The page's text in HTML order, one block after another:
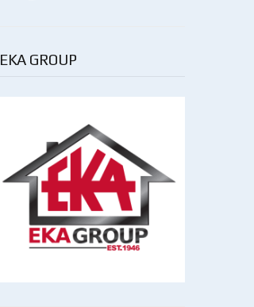
EKA GROUP